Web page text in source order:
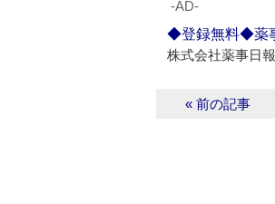
‐AD‐
◆登録無料◆薬
株式会社薬事日
« 前の記事